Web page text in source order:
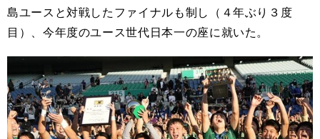
島ユースと対戦したファイナルも制し（４年ぶり３度
目）、今年度のユース世代日本一の座に就いた。